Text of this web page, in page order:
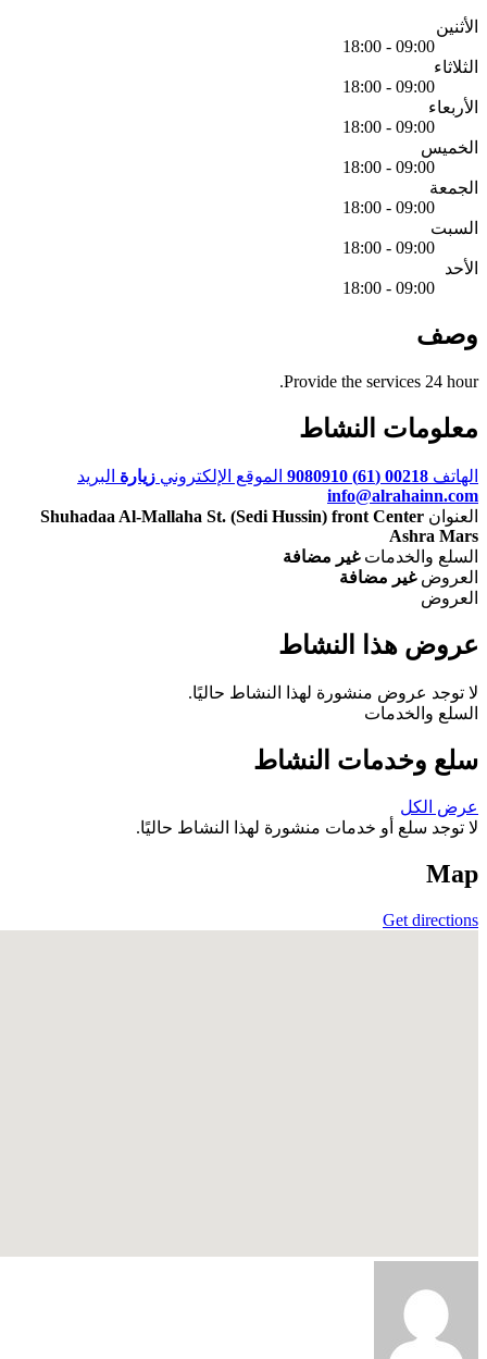
الأثنين
09:00 - 18:00
الثلاثاء
09:00 - 18:00
الأربعاء
09:00 - 18:00
الخميس
09:00 - 18:00
الجمعة
09:00 - 18:00
السبت
09:00 - 18:00
الأحد
09:00 - 18:00
وصف
Provide the services 24 hour.
معلومات النشاط
الهاتف 00218 (61) 9080910 الموقع الإلكتروني زيارة البريد
info@alrahainn.com
العنوان Shuhadaa Al-Mallaha St. (Sedi Hussin) front Center
Ashra Mars
السلع والخدمات غير مضافة
العروض غير مضافة
العروض
عروض هذا النشاط
لا توجد عروض منشورة لهذا النشاط حاليًا.
السلع والخدمات
سلع وخدمات النشاط
عرض الكل
لا توجد سلع أو خدمات منشورة لهذا النشاط حاليًا.
Map
Get directions